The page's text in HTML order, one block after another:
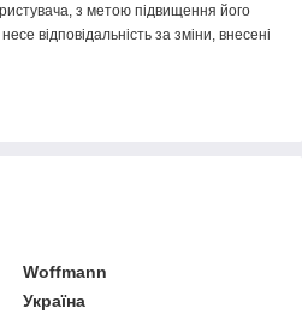
з метою підвищення його
відповідальність за зміни, внесені
Woffmann
Україна